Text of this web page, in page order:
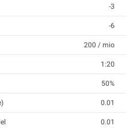
-3
-6
200 / mio
1:20
50%
0.01
0.01